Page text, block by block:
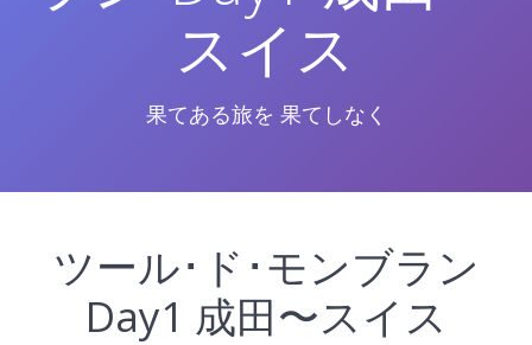
スイス
果てある旅を 果てしなく
ツール･ド･モンブラン
Day1 成田〜スイス